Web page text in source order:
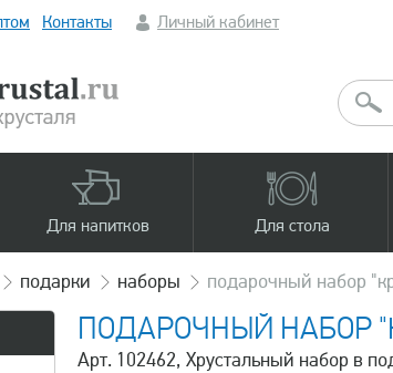
Контакты Личный кабинет
Для напитков Для стола
подарки наборы подарочный набор
ПОДАРОЧНЫЙ НАБОР
Арт. 102462, Хрустальный набор в